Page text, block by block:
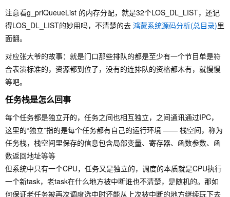
注意看g_priQueueList 的内存分配，就是32个LOS_DL_LIST，还记
得LOS_DL_LIST的妙用吗，不清楚的去 鸿蒙系统源码分析(总目录)里
面翻。
对应张大爷的故事：就是门口那些排队的都是至少有一个节目单是符
合表演标准的，资源都到位了，没有的连排队的资格都木有，就慢慢
等吧。
任务栈是怎么回事
每个任务都是独立开的，任务之间也相互独立，之间通讯通过IPC，
这里的“独立”指的是每个任务都有自己的运行环境 —— 栈空间，称为
任务栈，栈空间里保存的信息包含局部变量、寄存器、函数参数、函
数返回地址等等
但系统中只有一个CPU，任务又是独立的，调度的本质就是CPU执行
一个新task，老task在什么地方被中断谁也不清楚，是随机的。那如
何保证老任务被再次调度选中时还能从上次被中断的地方继续玩下去